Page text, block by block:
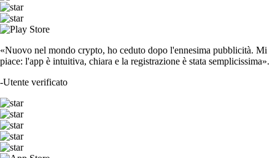
«Nuovo nel mondo crypto, ho ceduto dopo l'ennesima pubblicità. Mi
piace: l'app è intuitiva, chiara e la registrazione è stata semplicissima».
-Utente verificato